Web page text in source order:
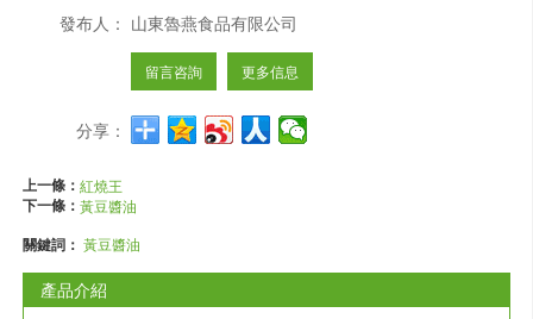
發布人： 山東魯燕食品有限公司
留言咨詢 更多信息
分享：
上一條：紅燒王
下一條：黃豆醬油
關鍵詞：黃豆醬油
產品介紹